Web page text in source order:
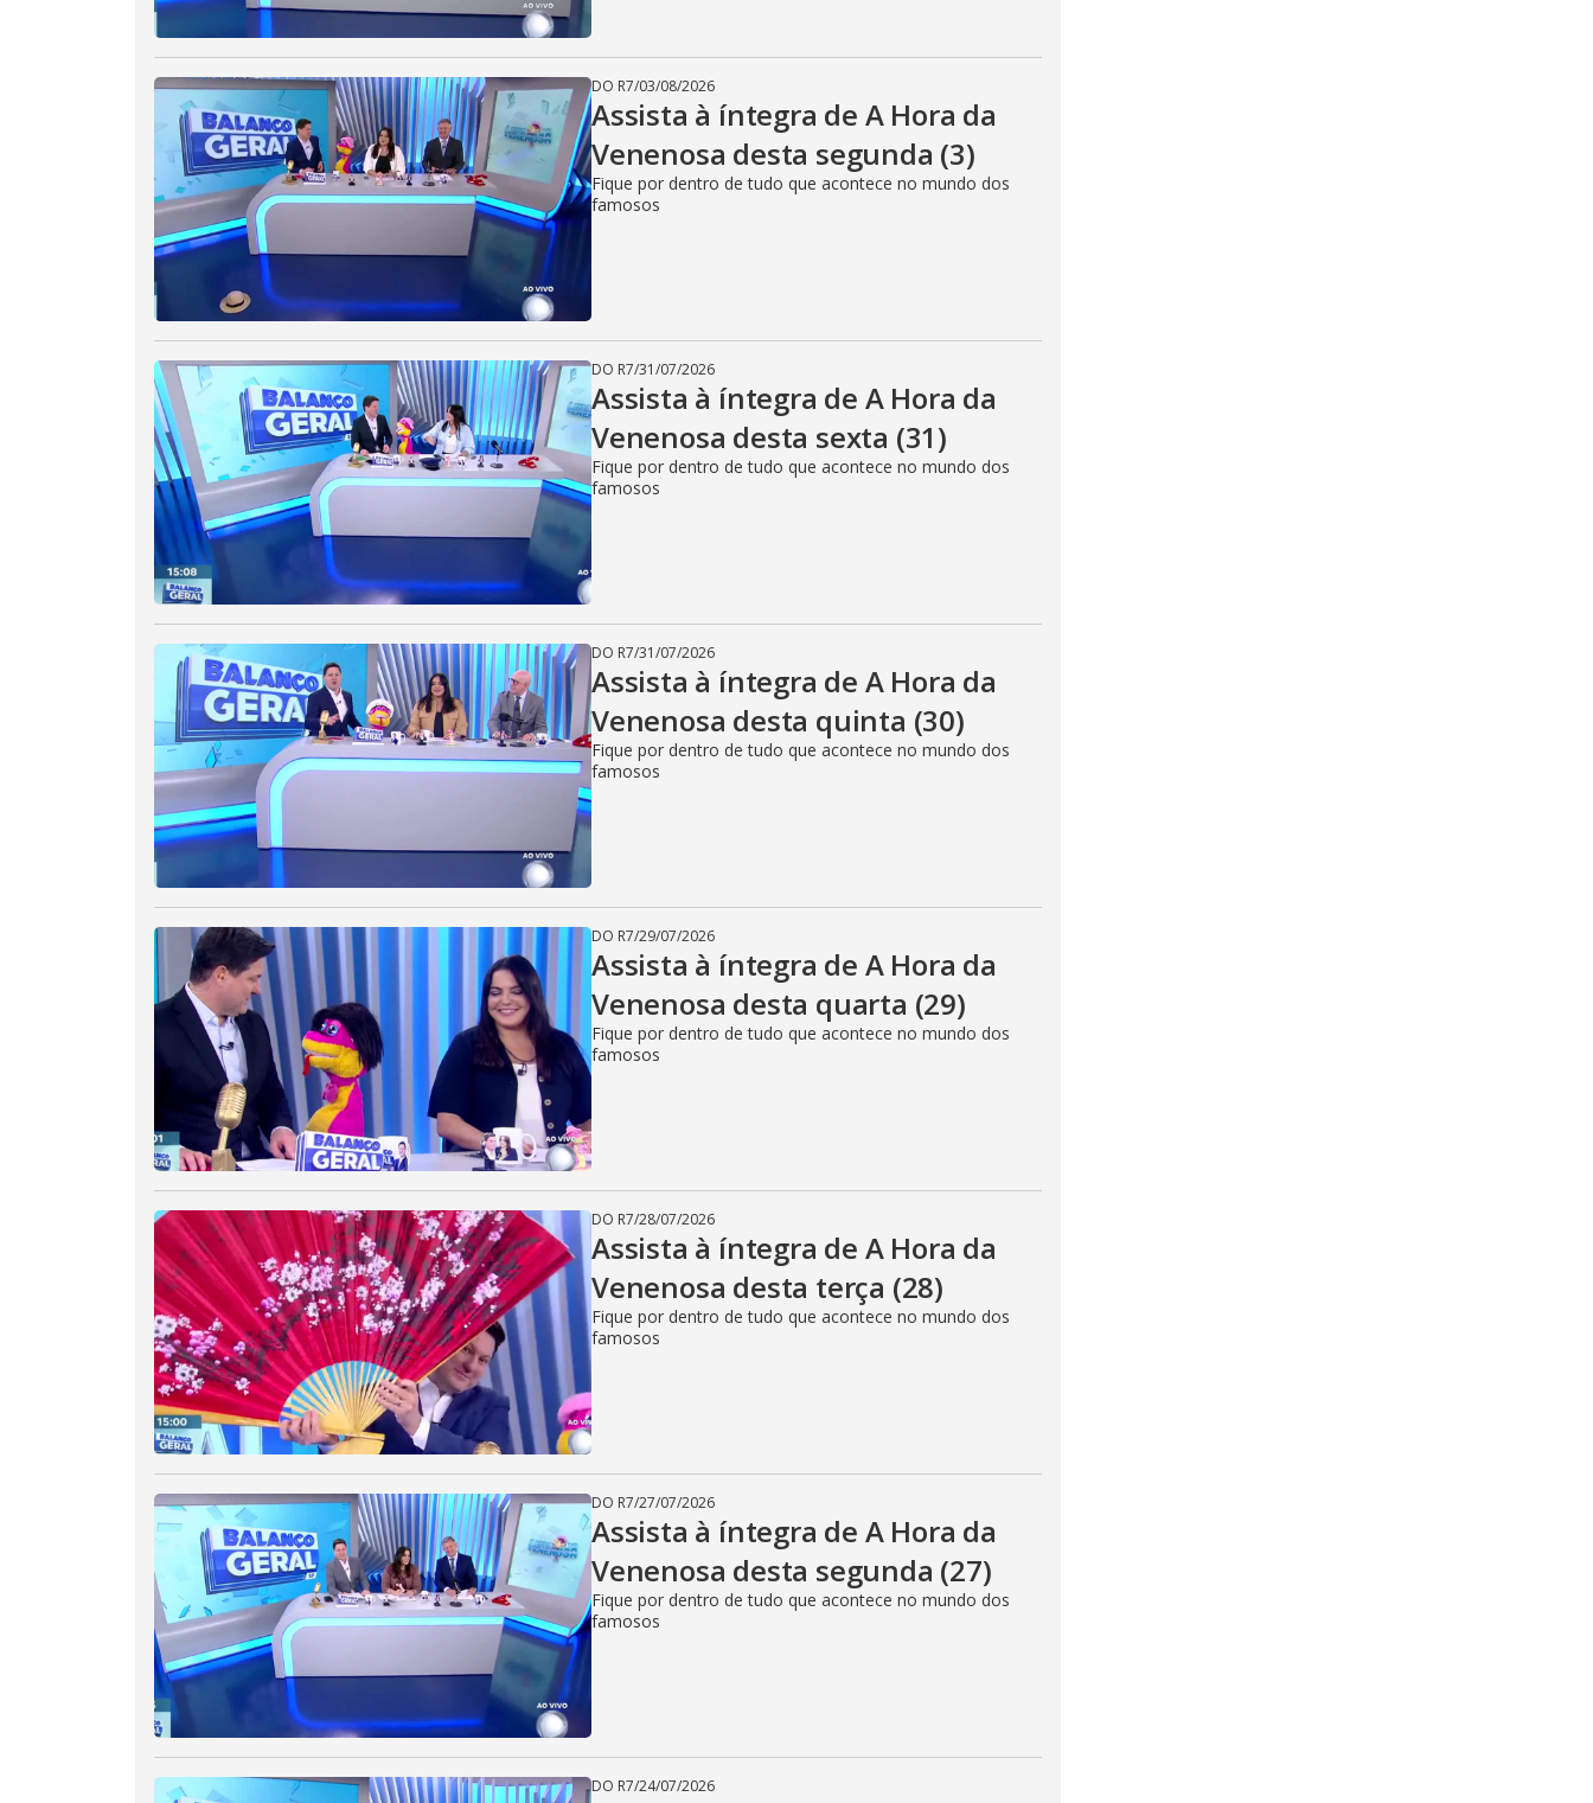
DO R7/03/08/2026
Assista à íntegra de A Hora da
Venenosa desta segunda (3)
Fique por dentro de tudo que acontece no mundo dos
famosos
DO R7/31/07/2026
Assista à íntegra de A Hora da
Venenosa desta sexta (31)
Fique por dentro de tudo que acontece no mundo dos
famosos
DO R7/31/07/2026
Assista à íntegra de A Hora da
Venenosa desta quinta (30)
Fique por dentro de tudo que acontece no mundo dos
famosos
DO R7/29/07/2026
Assista à íntegra de A Hora da
Venenosa desta quarta (29)
Fique por dentro de tudo que acontece no mundo dos
famosos
DO R7/28/07/2026
Assista à íntegra de A Hora da
Venenosa desta terça (28)
Fique por dentro de tudo que acontece no mundo dos
famosos
DO R7/27/07/2026
Assista à íntegra de A Hora da
Venenosa desta segunda (27)
Fique por dentro de tudo que acontece no mundo dos
famosos
DO R7/24/07/2026